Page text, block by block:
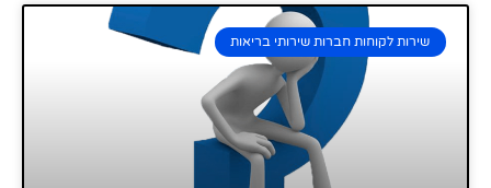
שירות לקוחות חברות שירותי בריאות